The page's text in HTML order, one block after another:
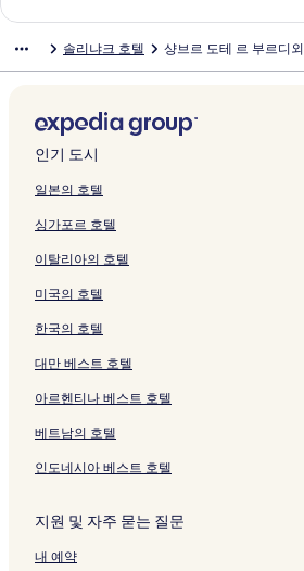
크
여
는
페
이
여
는
링
크
n
페
이
지
를
는
크
이
지
는
링
크
이
지
는
링
크
링
크
i
페
이
지
를
는
크
지
를
링
크
t
이
지
를
여
링
지
를
링
크
이
지
는
링
크
-
u
t
r
e
M
l
r
o
m
페
지
여
는
링
d
a
T
o
u
페
지
를
여
는
크
i
이
지
를
여
링
지
를
링
크
a
이
지
를
여
링
a
S
u
d
E
t
r
é
o
n
V
l
F
r
i
n
l
é
a
페
이
지
여
링
크
D
ô
t
e
s
u
o
m
a
i
e
a
i
e
t
이
를
i
e
s
페
이
를
는
링
크
e
n
g
i
r
n
이
지
를
여
링
n
e
l
'
E
p
l
e
t
t
페
지
여
는
링
솔리냐크 호텔 샹브르 도테 르 부르디외
인기 도시
일본의 호텔
싱가포르 호텔
이탈리아의 호텔
미국의 호텔
한국의 호텔
대만 베스트 호텔
아르헨티나 베스트 호텔
베트남의 호텔
인도네시아 베스트 호텔
지원 및 자주 묻는 질문
내 예약